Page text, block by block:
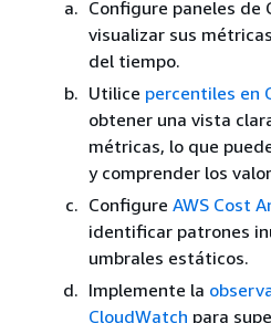
Configure paneles de
visualizar sus
del tiempo.
Utilice percentiles en
obtener una vista
métricas, lo que
y comprender los
Configure AWS Cost
identificar patrones
umbrales estáticos.
Implemente la
CloudWatch para